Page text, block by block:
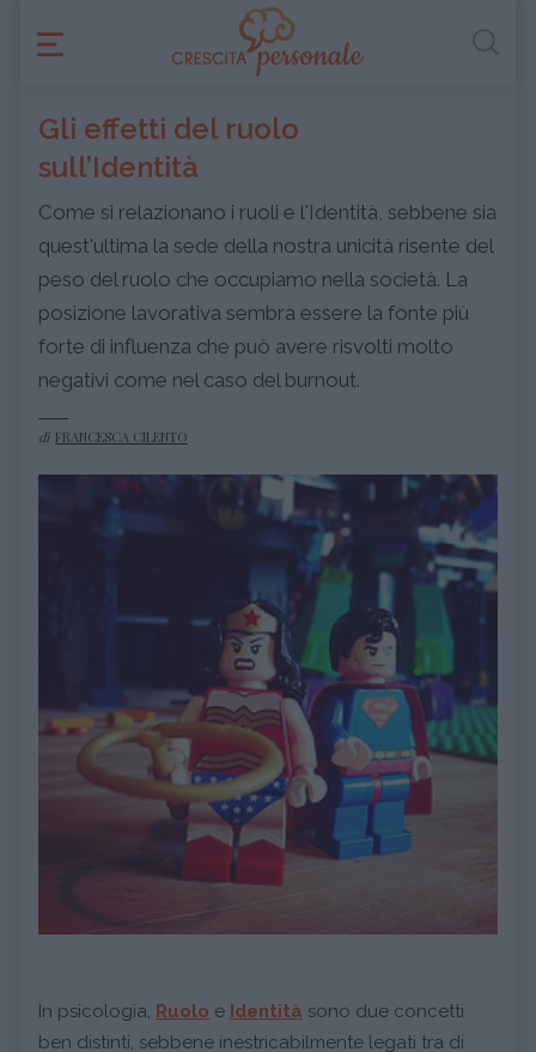
Gli effetti del ruolo
sull’Identità
Come si relazionano i ruoli e l'Identità, sebbene sia
quest'ultima la sede della nostra unicità risente del
peso del ruolo che occupiamo nella società. La
posizione lavorativa sembra essere la fonte più
forte di influenza che può avere risvolti molto
negativi come nel caso del burnout.
di FRANCESCA CILENTO
In psicologia, Ruolo e Identità sono due concetti
ben distinti, sebbene inestricabilmente legati tra di